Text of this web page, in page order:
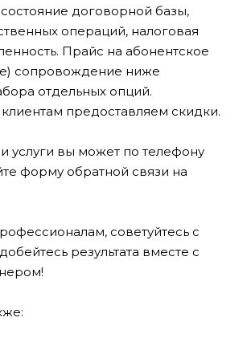
договорной базы,
операций, налоговая
Прайс на абонентское
сопровождение ниже
отдельных опций.
предоставляем скидки.
услуги вы может по телефону
форму обратной связи на
советуйтесь с
результата вместе с